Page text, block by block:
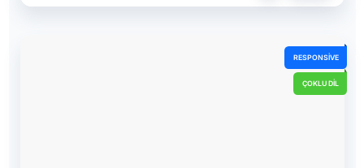
RESPONSIVE
ÇOKLU DIL